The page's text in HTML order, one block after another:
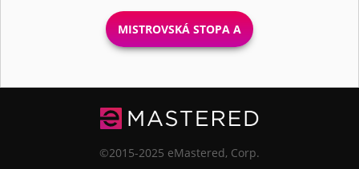
MISTROVSKÁ STOPA A
©2015-2025 eMastered, Corp.